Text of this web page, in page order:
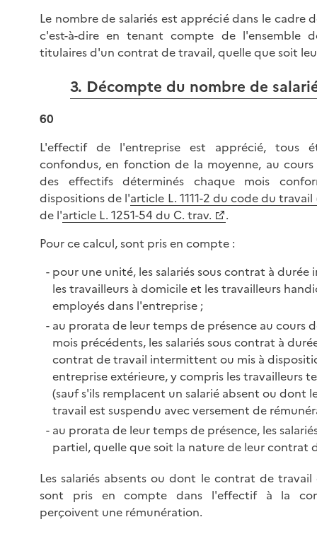
Le nombre de salariés est apprécié dans le cadre
c'est-à-dire en tenant compte de l'ensemble
titulaires d'un contrat de travail, quelle que soit
3. Décompte du nombre de
60
L'effectif de l'entreprise est apprécié, tous
confondus, en fonction de la moyenne, au cours
des effectifs déterminés chaque mois
dispositions de l'article L. 1111-2 du code du travail
de l'article L. 1251-54 du C. trav.
.
Pour ce calcul, sont pris en compte :
pour une unité, les salariés sous contrat à durée
les travailleurs à domicile et les travailleurs
employés dans l'entreprise ;
au prorata de leur temps de présence au cours
mois précédents, les salariés sous contrat à
contrat de travail intermittent ou mis à
entreprise extérieure, y compris les travailleurs
(sauf s'ils remplacent un salarié absent ou dont
travail est suspendu avec versement de
au prorata de leur temps de présence, les
partiel, quelle que soit la nature de leur contrat
Les salariés absents ou dont le contrat de travail
sont pris en compte dans l'effectif à la
perçoivent une rémunération.